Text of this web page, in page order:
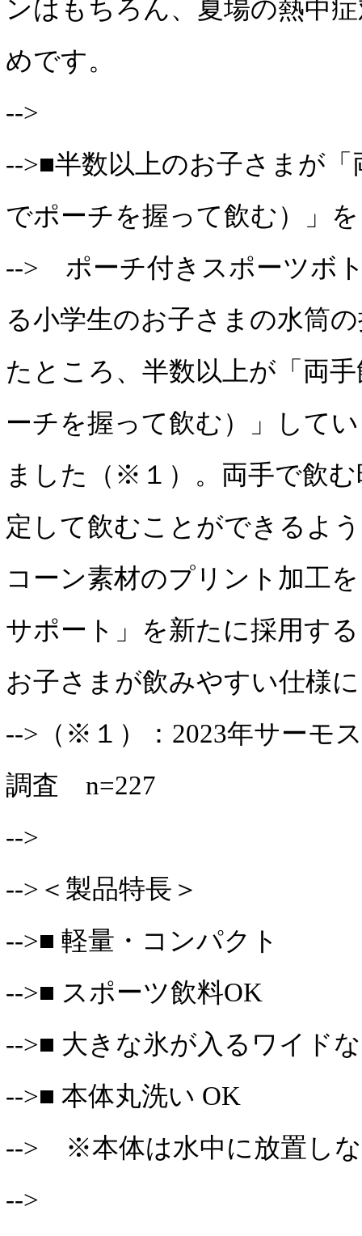
ンはもちろん、夏場の熱中
めです。
-->
-->■半数以上のお子さまが「
でポーチを握って飲む）」
--> ポーチ付きスポーツボ
る小学生のお子さまの水筒
たところ、半数以上が「両
ーチを握って飲む）」して
ました（※１）。両手で飲
定して飲むことができるよ
コーン素材のプリント加工
サポート」を新たに採用す
お子さまが飲みやすい仕様
-->（※１）：2023年サーモ
調査 n=227
-->
-->＜製品特長＞
-->■ 軽量・コンパクト
-->■ スポーツ飲料OK
-->■ 大きな氷が入るワイド
-->■ 本体丸洗い OK
--> ※本体は水中に放置し
-->